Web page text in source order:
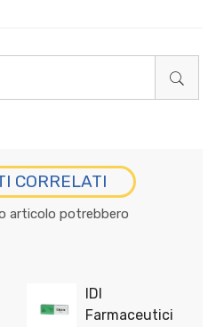
CORRELATI
articolo potrebbero
IDI
Farmaceutici